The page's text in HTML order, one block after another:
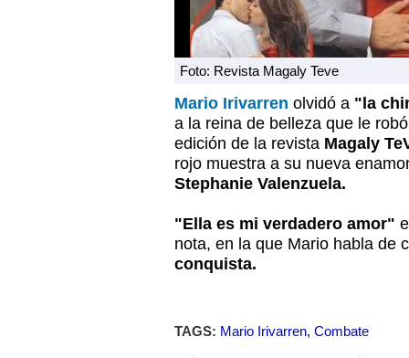
Foto: Revista Magaly Teve
Mario Irivarren olvidó a "la
a la reina de belleza que le
edición de la revista Magaly
rojo muestra a su nueva
Stephanie Valenzuela.
"Ella es mi verdadero amor"
nota, en la que Mario habla de
conquista.
TAGS: Mario Irivarren, Combate